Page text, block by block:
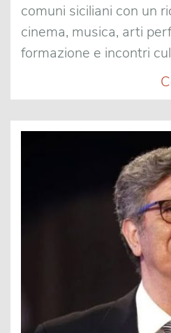
comuni siciliani con un
cinema, musica, arti
formazione e incontri